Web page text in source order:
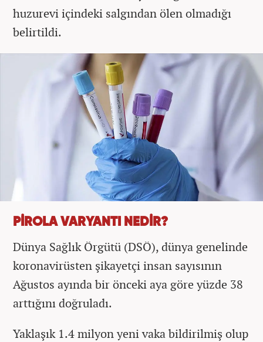
huzurevi içindeki salgından ölen olmadığı
belirtildi.
PİROLA VARYANTI NEDİR?
Dünya Sağlık Örgütü (DSÖ), dünya genelinde
koronavirüsten şikayetçi insan sayısının
Ağustos ayında bir önceki aya göre yüzde 38
arttığını doğruladı.
Yaklaşık 1.4 milyon yeni vaka bildirilmiş olup